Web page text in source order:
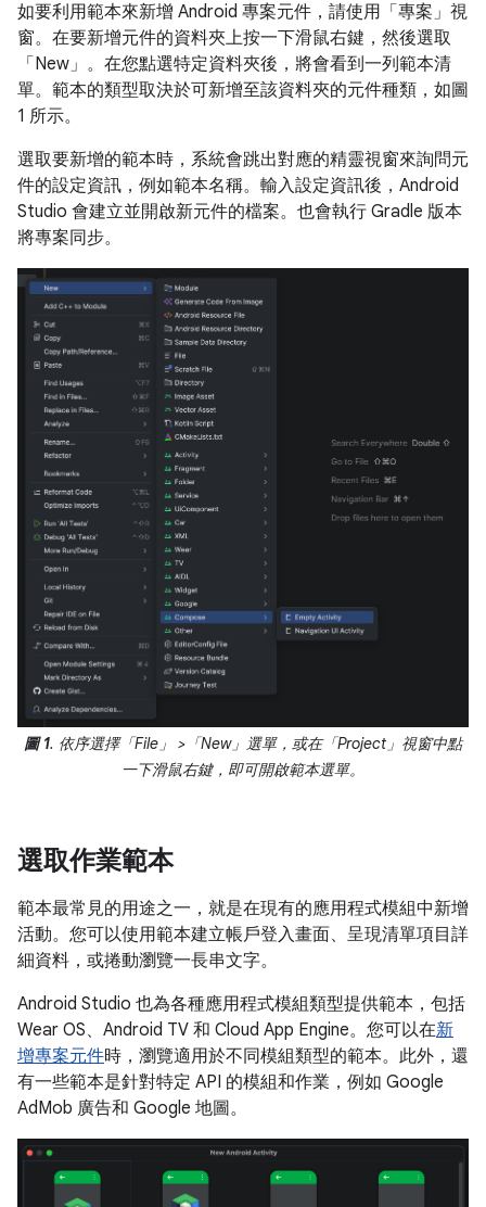
如要利用範本來新增 Android 專案元件，請使用「專案」 視
窗。在要新增元件的資料夾上按一下滑鼠右鍵，然後選取
「New」 。在您點選特定資料夾後，將會看到一列範本清
單。範本的類型取決於可新增至該資料夾的元件種類，如圖
1 所示。
選取要新增的範本時，系統會跳出對應的精靈視窗來詢問元
件的設定資訊，例如範本名稱。輸入設定資訊後，Android
Studio 會建立並開啟新元件的檔案。也會執行 Gradle 版本
將專案同步。
圖 1. 依序選擇「File」 >「New」 選單，或在「Project」 視窗中點
一下滑鼠右鍵，即可開啟範本選單。
選取作業範本
範本最常見的用途之一，就是在現有的應用程式模組中新增
活動。您可以使用範本建立帳戶登入畫面、呈現清單項目詳
細資料，或捲動瀏覽一長串文字。
Android Studio 也為各種應用程式模組類型提供範本，包括
Wear OS、Android TV 和 Cloud App Engine。您可以在新
增專案元件時，瀏覽適用於不同模組類型的範本。此外，還
有一些範本是針對特定 API 的模組和作業，例如 Google
AdMob 廣告和 Google 地圖。